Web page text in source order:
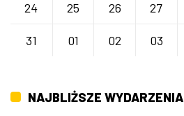
24 25 26 27
31 01 02 03
NAJBLIŻSZE WYDARZENIA